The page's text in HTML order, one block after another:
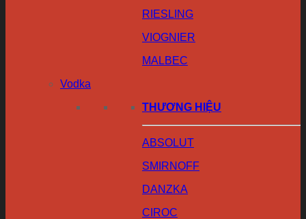
RIESLING
VIOGNIER
MALBEC
Vodka
THƯƠNG HIỆU
ABSOLUT
SMIRNOFF
DANZKA
CIROC